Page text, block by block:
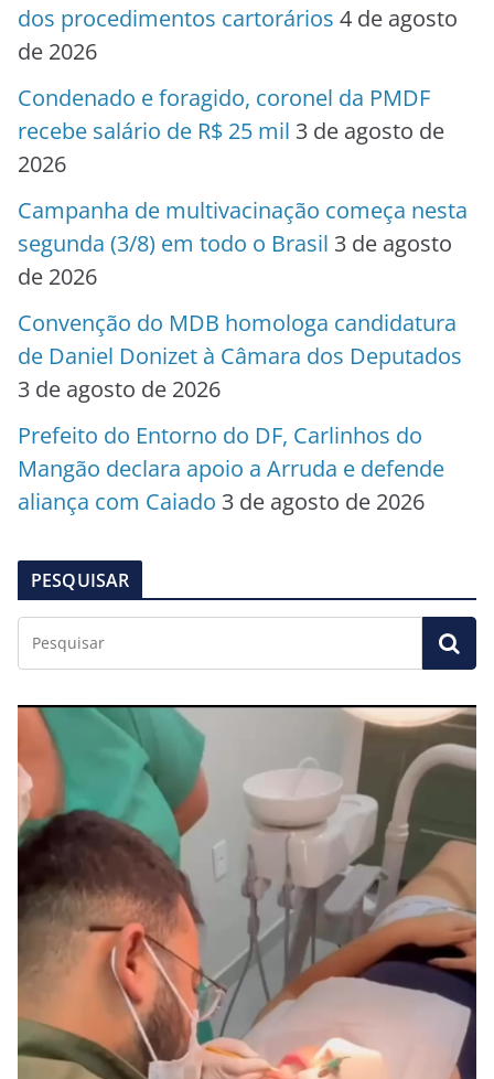
dos procedimentos cartorários 4 de agosto
de 2026
Condenado e foragido, coronel da PMDF
recebe salário de R$ 25 mil 3 de agosto de
2026
Campanha de multivacinação começa nesta
segunda (3/8) em todo o Brasil 3 de agosto
de 2026
Convenção do MDB homologa candidatura
de Daniel Donizet à Câmara dos Deputados
3 de agosto de 2026
Prefeito do Entorno do DF, Carlinhos do
Mangão declara apoio a Arruda e defende
aliança com Caiado 3 de agosto de 2026
PESQUISAR